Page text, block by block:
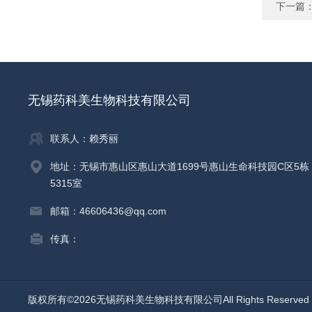
下一篇
无锡药科美生物科技有限公司
联系人：赖秀丽
地址：无锡市惠山区惠山大道1699号惠山生命科技园C区5栋
5315室
邮箱：46606436@qq.com
传真：
版权所有©2026无锡药科美生物科技有限公司All Rights